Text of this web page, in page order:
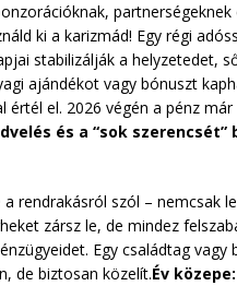
partnerségeknek
ki a karizmád! Egy régi
stabilizálják a helyzetedet,
ajándékot vagy bónuszt
el. 2026 végén a pénz
és a “sok szerencsét”
a rendrakásról szól – nemcsak
zársz le, de mindez
Egy családtag vagy
de biztosan közelít.Év közepe: